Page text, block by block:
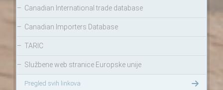
– Canadian International trade database
– Canadian Importers Database
– TARIC
– Službene web stranice Europske unije
Pregled svih linkova